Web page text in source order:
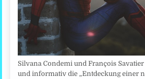
Silvana Condemi und François
und informativ die „Entdeckung einer